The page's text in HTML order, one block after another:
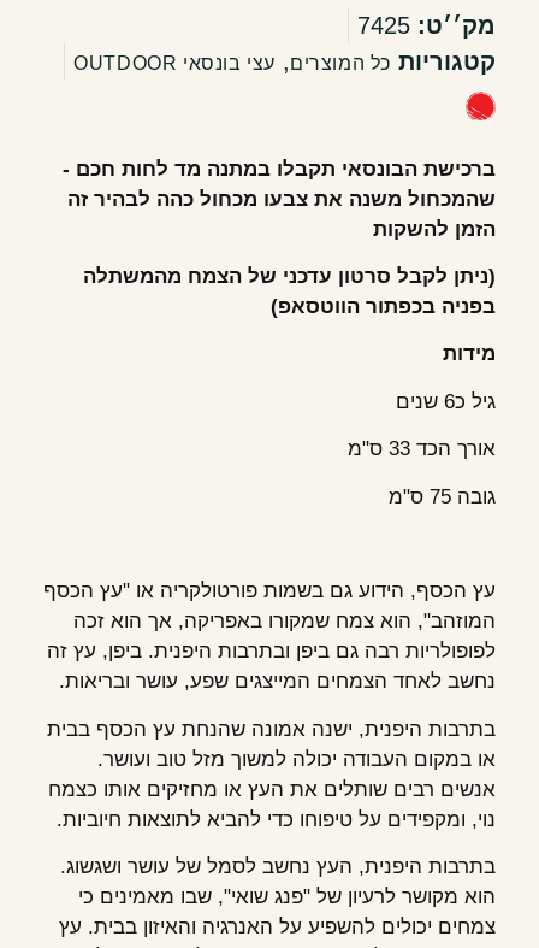
מק׳׳ט: 7425
קטגוריות כל המוצרים, עצי בונסאי OUTDOOR
ברכישת הבונסאי תקבלו במתנה מד לחות חכם -
שהמכחול משנה את צבעו מכחול כהה לבהיר זה
הזמן להשקות
(ניתן לקבל סרטון עדכני של הצמח מהמשתלה
בפניה בכפתור הווטסאפ)
מידות
גיל כ6 שנים
אורך הכד 33 ס"מ
גובה 75 ס"מ
עץ הכסף, הידוע גם בשמות פורטולקריה או "עץ הכסף
המוזהב", הוא צמח שמקורו באפריקה, אך הוא זכה
לפופולריות רבה גם ביפן ובתרבות היפנית. ביפן, עץ זה
נחשב לאחד הצמחים המייצגים שפע, עושר ובריאות.
בתרבות היפנית, ישנה אמונה שהנחת עץ הכסף בבית
או במקום העבודה יכולה למשוך מזל טוב ועושר.
אנשים רבים שותלים את העץ או מחזיקים אותו כצמח
נוי, ומקפידים על טיפוחו כדי להביא לתוצאות חיוביות.
בתרבות היפנית, העץ נחשב לסמל של עושר ושגשוג.
הוא מקושר לרעיון של "פנג שואי", שבו מאמינים כי
צמחים יכולים להשפיע על האנרגיה והאיזון בבית. עץ